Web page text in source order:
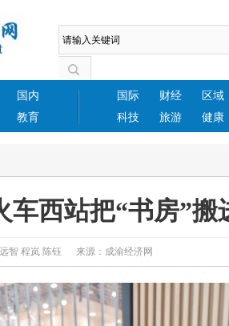
国内
教育
国际 财经
区域
科技
旅游 健康
车西站把“书房”搬
远智 程岚 陈钰 来源：成渝经济网